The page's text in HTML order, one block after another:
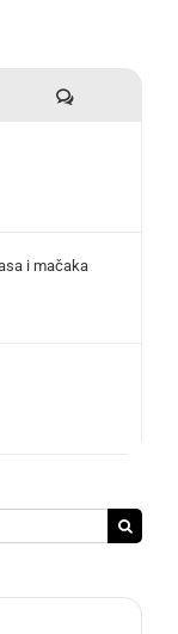
Komentari
i mačaka